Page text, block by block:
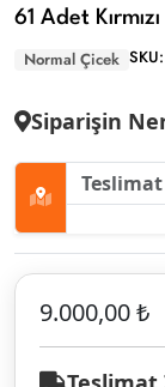
61 Adet
Normal Çicek
Siparişin
9.000,00 ₺